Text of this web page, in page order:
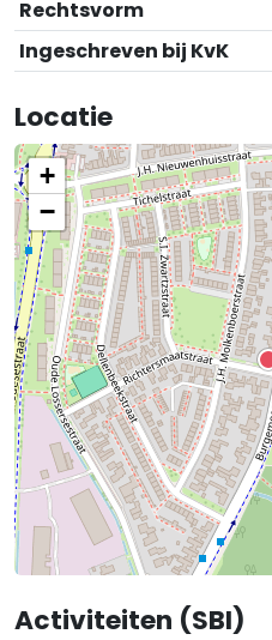
Rechtsvorm
Ingeschreven bij KvK
Locatie
+
−
Activiteiten (SBI)